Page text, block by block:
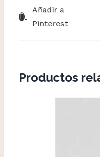
Añadir a
Pinterest
Productos